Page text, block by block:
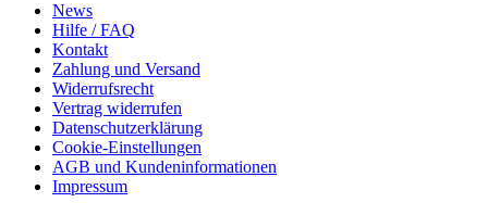
News
Hilfe / FAQ
Kontakt
Zahlung und Versand
Widerrufsrecht
Vertrag widerrufen
Datenschutzerklärung
Cookie-Einstellungen
AGB und Kundeninformationen
Impressum